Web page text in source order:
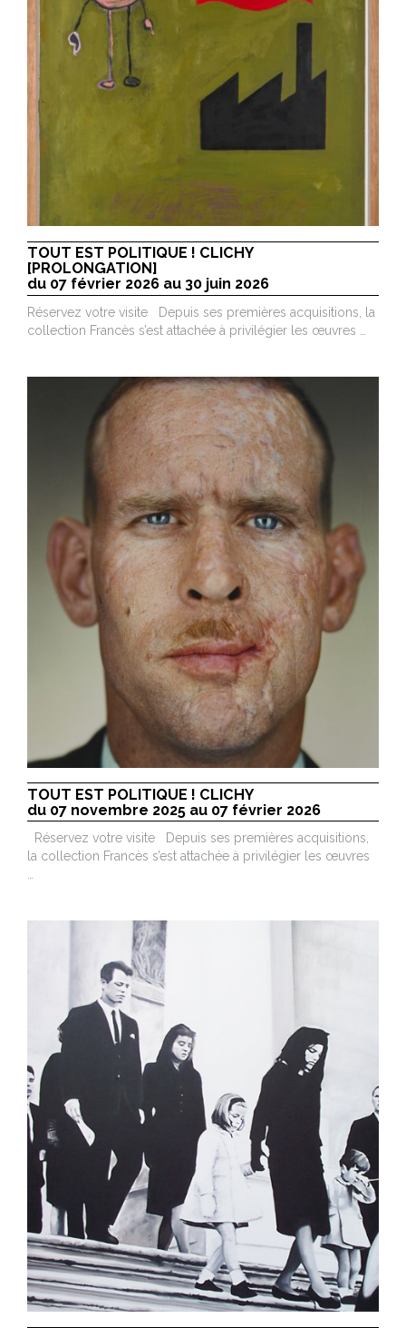
TOUT EST POLITIQUE ! CLICHY
[PROLONGATION]
du 07 février 2026 au 30 juin 2026
Réservez votre visite Depuis ses premières acquisitions, la
collection Francès s’est attachée à privilégier les œuvres …
TOUT EST POLITIQUE ! CLICHY
du 07 novembre 2025 au 07 février 2026
Réservez votre visite Depuis ses premières acquisitions,
la collection Francès s’est attachée à privilégier les œuvres